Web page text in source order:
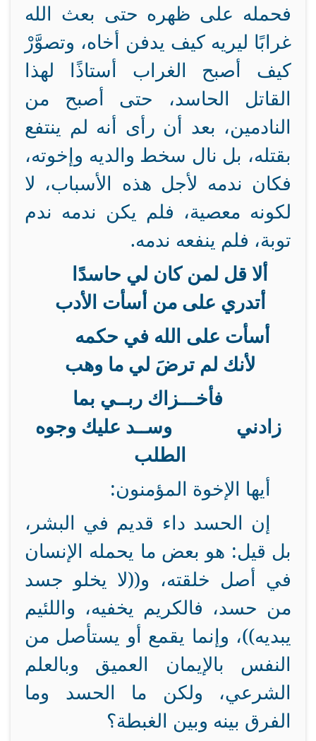
فحمله على ظهره حتى بعث الله
غرابًا ليريه كيف يدفن أخاه، وتصوَّرْ
كيف أصبح الغراب أستاذًا لهذا
القاتل الحاسد، حتى أصبح من
النادمين، بعد أن رأى أنه لم ينتفع
بقتله، بل نال سخط والديه وإخوته،
فكان ندمه لأجل هذه الأسباب، لا
لكونه معصية، فلم يكن ندمه ندم
توبة، فلم ينفعه ندمه.
ألا قل لمن كان لي حاسدًا
أتدري على من أسأت الأدب
أسأت على الله في حكمه
لأنك لم ترضَ لي ما وهب
فأخـــزاك ربــي بما
زادني وســد عليك وجوه
الطلب
أيها الإخوة المؤمنون:
إن الحسد داء قديم في البشر،
بل قيل: هو بعض ما يحمله الإنسان
في أصل خلقته، و((لا يخلو جسد
من حسد، فالكريم يخفيه، واللئيم
يبديه))، وإنما يقمع أو يستأصل من
النفس بالإيمان العميق وبالعلم
الشرعي، ولكن ما الحسد وما
الفرق بينه وبين الغبطة؟